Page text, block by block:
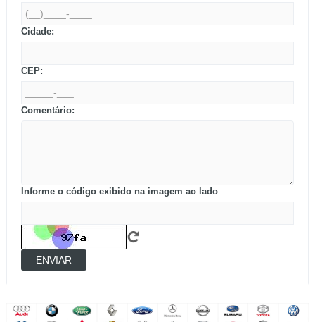
Cidade:
CEP:
Comentário:
Informe o código exibido na imagem ao lado
ENVIAR